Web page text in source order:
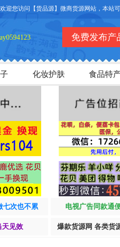
访问【货品源】微商货源网站，本站可以免
免费发布产
化妆护肤 食品特
七次也不累 电视广告同款通
天见效 爆款货源网 各类货